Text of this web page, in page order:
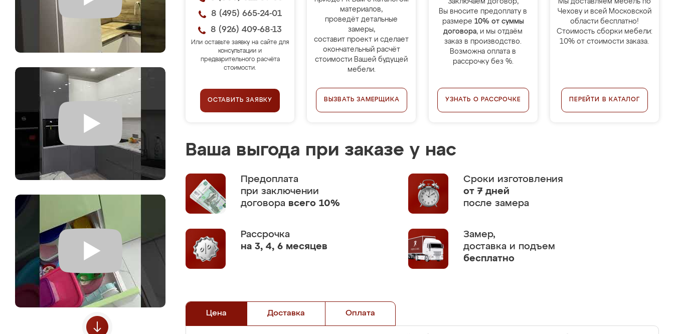
8 (495) 665-24-01
8 (926) 409-68-13
Или оставьте заявку на сайте для
консультации и
предварительного расчёта
стоимости.
ОСТАВИТЬ ЗАЯВКУ
материалов,
проведёт детальные
замеры,
составит проект и сделает
окончательный расчёт
стоимости Вашей будущей
мебели.
ВЫЗВАТЬ ЗАМЕРЩИКА
Заключаем договор,
Вы вносите предоплату в
размере 10% от суммы
договора, и мы отдаём
заказ в производство.
Возможна оплата в
рассрочку без %.
УЗНАТЬ О РАССРОЧКЕ
Мы доставляем мебель по
Чехову и всей Московской
области бесплатно!
Стоимость сборки мебели:
10% от стоимости заказа.
ПЕРЕЙТИ В КАТАЛОГ
Ваша выгода при заказе у нас
Предоплата
при заключении
договора всего 10%
Сроки изготовления
от 7 дней
после замера
Рассрочка
на 3, 4, 6 месяцев
Замер,
доставка и подъем
бесплатно
Цена Доставка Оплата